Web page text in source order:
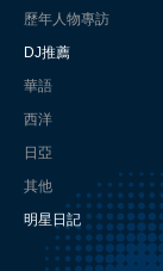
歷年人物專訪
DJ推薦
華語
西洋
日亞
其他
明星日記